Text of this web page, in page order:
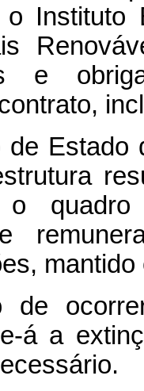
o Instituto
e
de Estado
á a